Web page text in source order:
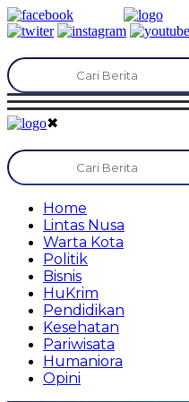
✖
Home
Lintas Nusa
Warta Kota
Politik
Bisnis
HuKrim
Pendidikan
Kesehatan
Pariwisata
Humaniora
Opini